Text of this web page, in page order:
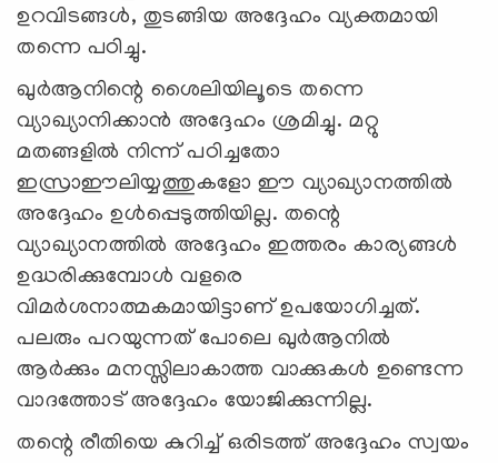
ഉറവിടങ്ങൾ, തുടങ്ങിയ അദ്ദേഹം വ്യക്തമായി
തന്നെ പഠിച്ചു.
ഖുർആനിന്റെ ശൈലിയിലൂടെ തന്നെ
വ്യാഖ്യാനിക്കാൻ അദ്ദേഹം ശ്രമിച്ചു. മറ്റു
മതങ്ങളിൽ നിന്ന് പഠിച്ചതോ
ഇസ്രാഈലിയ്യത്തുകളോ ഈ വ്യാഖ്യാനത്തിൽ
അദ്ദേഹം ഉൾപ്പെടുത്തിയില്ല. തന്റെ
വ്യാഖ്യാനത്തിൽ അദ്ദേഹം ഇത്തരം കാര്യങ്ങൾ
ഉദ്ധരിക്കുമ്പോൾ വളരെ
വിമർശനാത്മകമായിട്ടാണ് ഉപയോഗിച്ചത്.
പലരും പറയുന്നത് പോലെ ഖുർആനിൽ
ആർക്കും മനസ്സിലാകാത്ത വാക്കുകൾ ഉണ്ടെന്ന
വാദത്തോട് അദ്ദേഹം യോജിക്കുന്നില്ല.
തന്റെ രീതിയെ കുറിച്ച് ഒരിടത്ത് അദ്ദേഹം സ്വയം